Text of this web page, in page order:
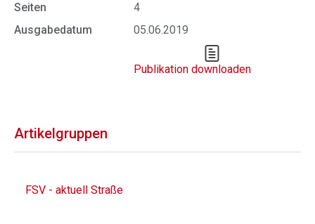
Seiten
4
Ausgabedatum
05.06.2019
Publikation downloaden
Artikelgruppen
FSV - aktuell Straße